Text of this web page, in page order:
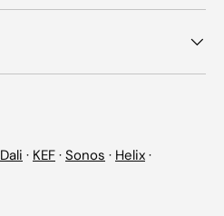
Dali · KEF · Sonos · Helix ·